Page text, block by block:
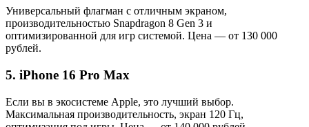
Универсальный флагман с отличным экраном,
производительностью Snapdragon 8 Gen 3 и
оптимизированной для игр системой. Цена — от 130 000
рублей.
5. iPhone 16 Pro Max
Если вы в экосистеме Apple, это лучший выбор.
Максимальная производительность, экран 120 Гц,